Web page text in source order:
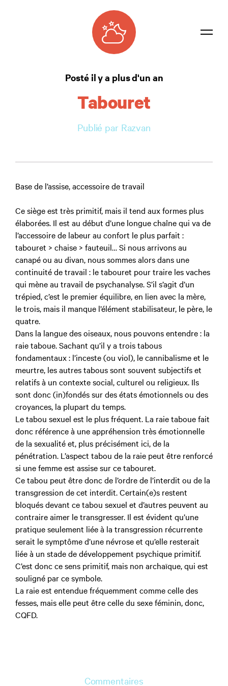
Contacter
Connexion
Posté il y a plus d'un an
Tabouret
Publié par Razvan
Base de l’assise, accessoire de travail
Ce siège est très primitif, mais il tend aux formes plus
élaborées. Il est au début d’une longue chaîne qui va de
l’accessoire de labeur au confort le plus parfait :
tabouret > chaise > fauteuil… Si nous arrivons au
canapé ou au divan, nous sommes alors dans une
continuité de travail : le tabouret pour traire les vaches
qui mène au travail de psychanalyse. S’il s’agit d’un
trépied, c’est le premier équilibre, en lien avec la mère,
le trois, mais il manque l’élément stabilisateur, le père, le
quatre.
Dans la langue des oiseaux, nous pouvons entendre : la
raie taboue. Sachant qu’il y a trois tabous
fondamentaux : l’inceste (ou viol), le cannibalisme et le
meurtre, les autres tabous sont souvent subjectifs et
relatifs à un contexte social, culturel ou religieux. Ils
sont donc (in)fondés sur des états émotionnels ou des
croyances, la plupart du temps.
Le tabou sexuel est le plus fréquent. La raie taboue fait
donc référence à une appréhension très émotionnelle
de la sexualité et, plus précisément ici, de la
pénétration. L’aspect tabou de la raie peut être renforcé
si une femme est assise sur ce tabouret.
Ce tabou peut être donc de l’ordre de l’interdit ou de la
transgression de cet interdit. Certain(e)s restent
bloqués devant ce tabou sexuel et d’autres peuvent au
contraire aimer le transgresser. Il est évident qu’une
pratique seulement liée à la transgression récurrente
serait le symptôme d’une névrose et qu’elle resterait
liée à un stade de développement psychique primitif.
C’est donc ce sens primitif, mais non archaïque, qui est
souligné par ce symbole.
La raie est entendue fréquemment comme celle des
fesses, mais elle peut être celle du sexe féminin, donc,
CQFD.
Commentaires